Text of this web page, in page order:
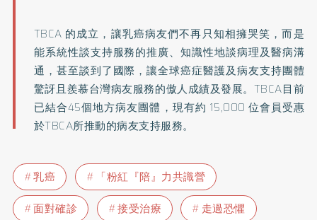
TBCA 的成立，讓乳癌病友們不再只知相擁哭笑，而是
能系統性談支持服務的推廣、知識性地談病理及醫病溝
通，甚至談到了國際，讓全球癌症醫護及病友支持團體
驚訝且羨慕台灣病友服務的傲人成績及發展。TBCA目前
已結合45個地方病友團體，現有約 15,000 位會員受惠
於TBCA所推動的病友支持服務。
乳癌
「粉紅『陪』力共識營
面對確診
接受治療 走過恐懼